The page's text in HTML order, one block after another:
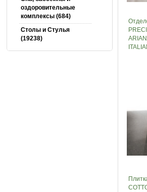
оздоровительные
комплексы (684)
Столы и Cтулья
(19238)